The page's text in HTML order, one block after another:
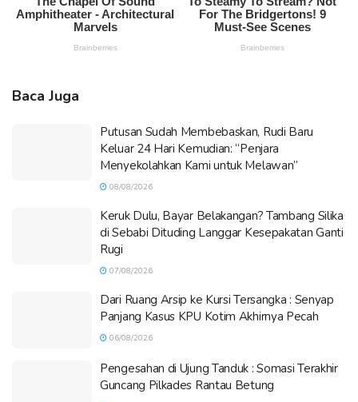
Baca Juga
Putusan Sudah Membebaskan, Rudi Baru
Keluar 24 Hari Kemudian: “Penjara
Menyekolahkan Kami untuk Melawan”
08/08/2026
Keruk Dulu, Bayar Belakangan? Tambang Silika
di Sebabi Dituding Langgar Kesepakatan Ganti
Rugi
07/08/2026
Dari Ruang Arsip ke Kursi Tersangka : Senyap
Panjang Kasus KPU Kotim Akhirnya Pecah
06/08/2026
Pengesahan di Ujung Tanduk : Somasi Terakhir
Guncang Pilkades Rantau Betung